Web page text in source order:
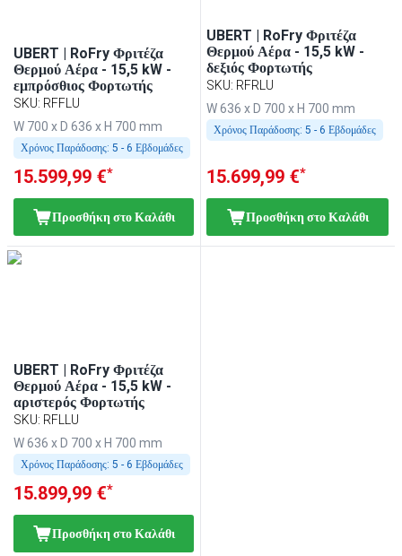
UBERT | RoFry Φριτέζα
Θερμού Αέρα - 15,5 kW -
εμπρόσθιος Φορτωτής
SKU: RFFLU
W 700 x D 636 x H 700 mm
Χρόνος Παράδοσης: 5 - 6 Εβδομάδες
15.599,99 €*
Προσθήκη στο Καλάθι
UBERT | RoFry Φριτέζα
Θερμού Αέρα - 15,5 kW -
δεξιός Φορτωτής
SKU: RFRLU
W 636 x D 700 x H 700 mm
Χρόνος Παράδοσης: 5 - 6 Εβδομάδες
15.699,99 €*
Προσθήκη στο Καλάθι
UBERT | RoFry Φριτέζα
Θερμού Αέρα - 15,5 kW -
αριστερός Φορτωτής
SKU: RFLLU
W 636 x D 700 x H 700 mm
Χρόνος Παράδοσης: 5 - 6 Εβδομάδες
15.899,99 €*
Προσθήκη στο Καλάθι